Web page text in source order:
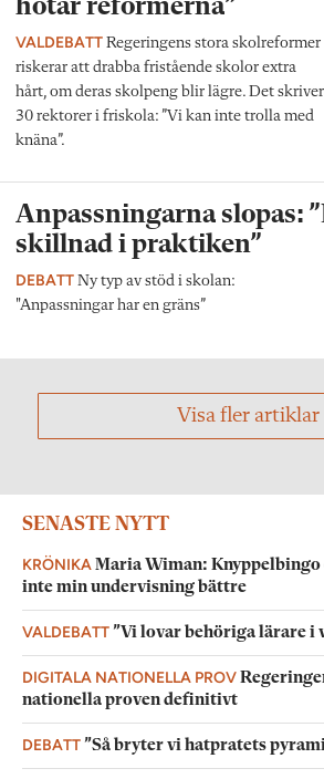
hotar reformerna”
VALDEBATT Regeringens stora skolreformer
riskerar att drabba fristående skolor extra
hårt, om deras skolpeng blir lägre. Det skriver
30 rektorer i friskola: ”Vi kan inte trolla med
knäna”.
Anpassningarna slopas:
skillnad i praktiken”
DEBATT Ny typ av stöd i skolan:
"Anpassningar har en gräns”
Visa fler artiklar
SENASTE NYTT
KRÖNIKA Maria Wiman:
inte min undervisning bättre
VALDEBATT”Vi lovar behöriga lärare i
DIGITALA NATIONELLA PROV
nationella proven definitivt
DEBATT”Så bryter vi hatpratets